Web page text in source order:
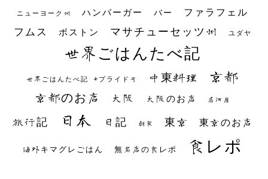
ニューヨーク州 ハンバーガー バー ファラフェル
フムス ボストン マサチューセッツ州 ユダヤ
世界ごはんたべ記
世界ごはんたべ記 #プライド号 中東料理 京都
京都のお店 大阪 大阪のお店 居酒屋
旅行記 日本 日記 朝食 東京 東京のお店
海外キマグレごはん 無名店の食レポ 食レポ